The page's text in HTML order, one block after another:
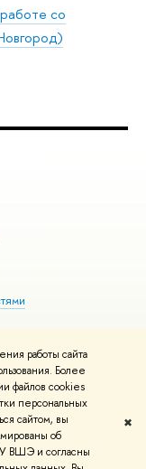
работы сайта
Более
файлов cookies
персональных
сайтом, вы
об
ВШЭ и согласны
✖
со
использования